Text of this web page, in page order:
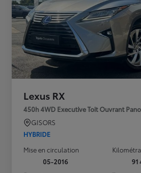
Lexus RX
450h 4WD Executive Toit Ouvrant
GISORS
HYBRIDE
Mise en circulation
05-2016
91